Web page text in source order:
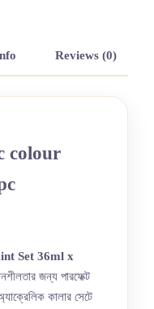
Reviews (0)
colour
Set 36ml x
জন্য পারফেক্ট
কালার সেটে